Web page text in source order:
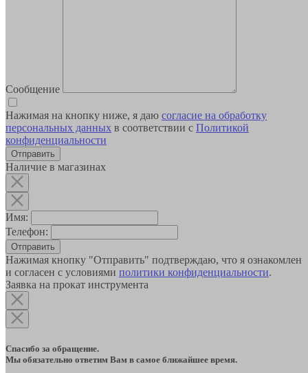
Сообщение
Нажимая на кнопку ниже, я даю согласие на обработку
персональных данных в соответствии с Политикой
конфиденциальности
Наличие в магазинах
Имя:
Телефон:
Отправить
Нажимая кнопку "Отправить" подтверждаю, что я ознакомлен
и согласен с условиями политики конфиденциальности.
Заявка на прокат инструмента
Спасибо за обращение.
Мы обязательно ответим Вам в самое ближайшее время.